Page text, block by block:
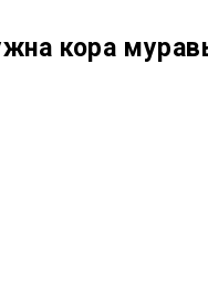
кора